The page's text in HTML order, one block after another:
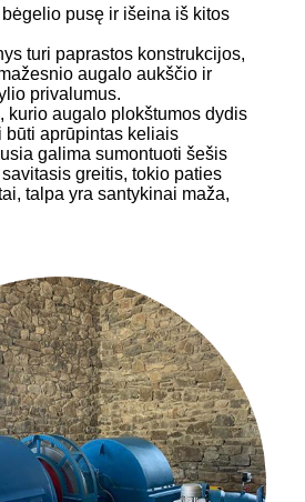
pusę ir išeina iš kitos
turi paprastos konstrukcijos,
augalo aukščio ir
privalumus.
kurio augalo plokštumos dydis
būti aprūpintas keliais
galima sumontuoti šešis
greitis, tokio paties
talpa yra santykinai maža,